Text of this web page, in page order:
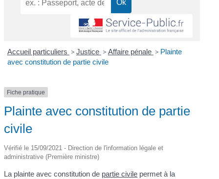
Accueil particuliers > Justice > Affaire pénale > Plainte
avec constitution de partie civile
Fiche pratique
Plainte avec constitution de partie
civile
Vérifié le 15/09/2021 - Direction de l'information légale et
administrative (Première ministre)
La plainte avec constitution de partie civile permet à la